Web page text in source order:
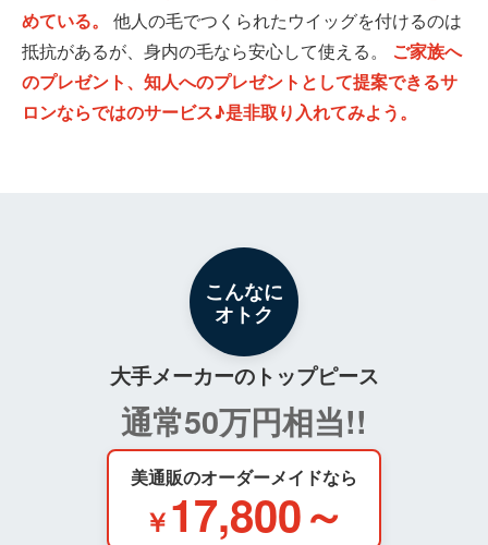
めている。
他人の毛でつくられたウイッグを付けるのは
抵抗があるが、身内の毛なら安心して使える。 ご家族へ
のプレゼント、知人へのプレゼントとして提案できるサ
ロンならではのサービス♪是非取り入れてみよう。
こんなに
オトク
大手メーカーのトップピース
通常50万円相当!!
美通販のオーダーメイドなら
￥17,800～